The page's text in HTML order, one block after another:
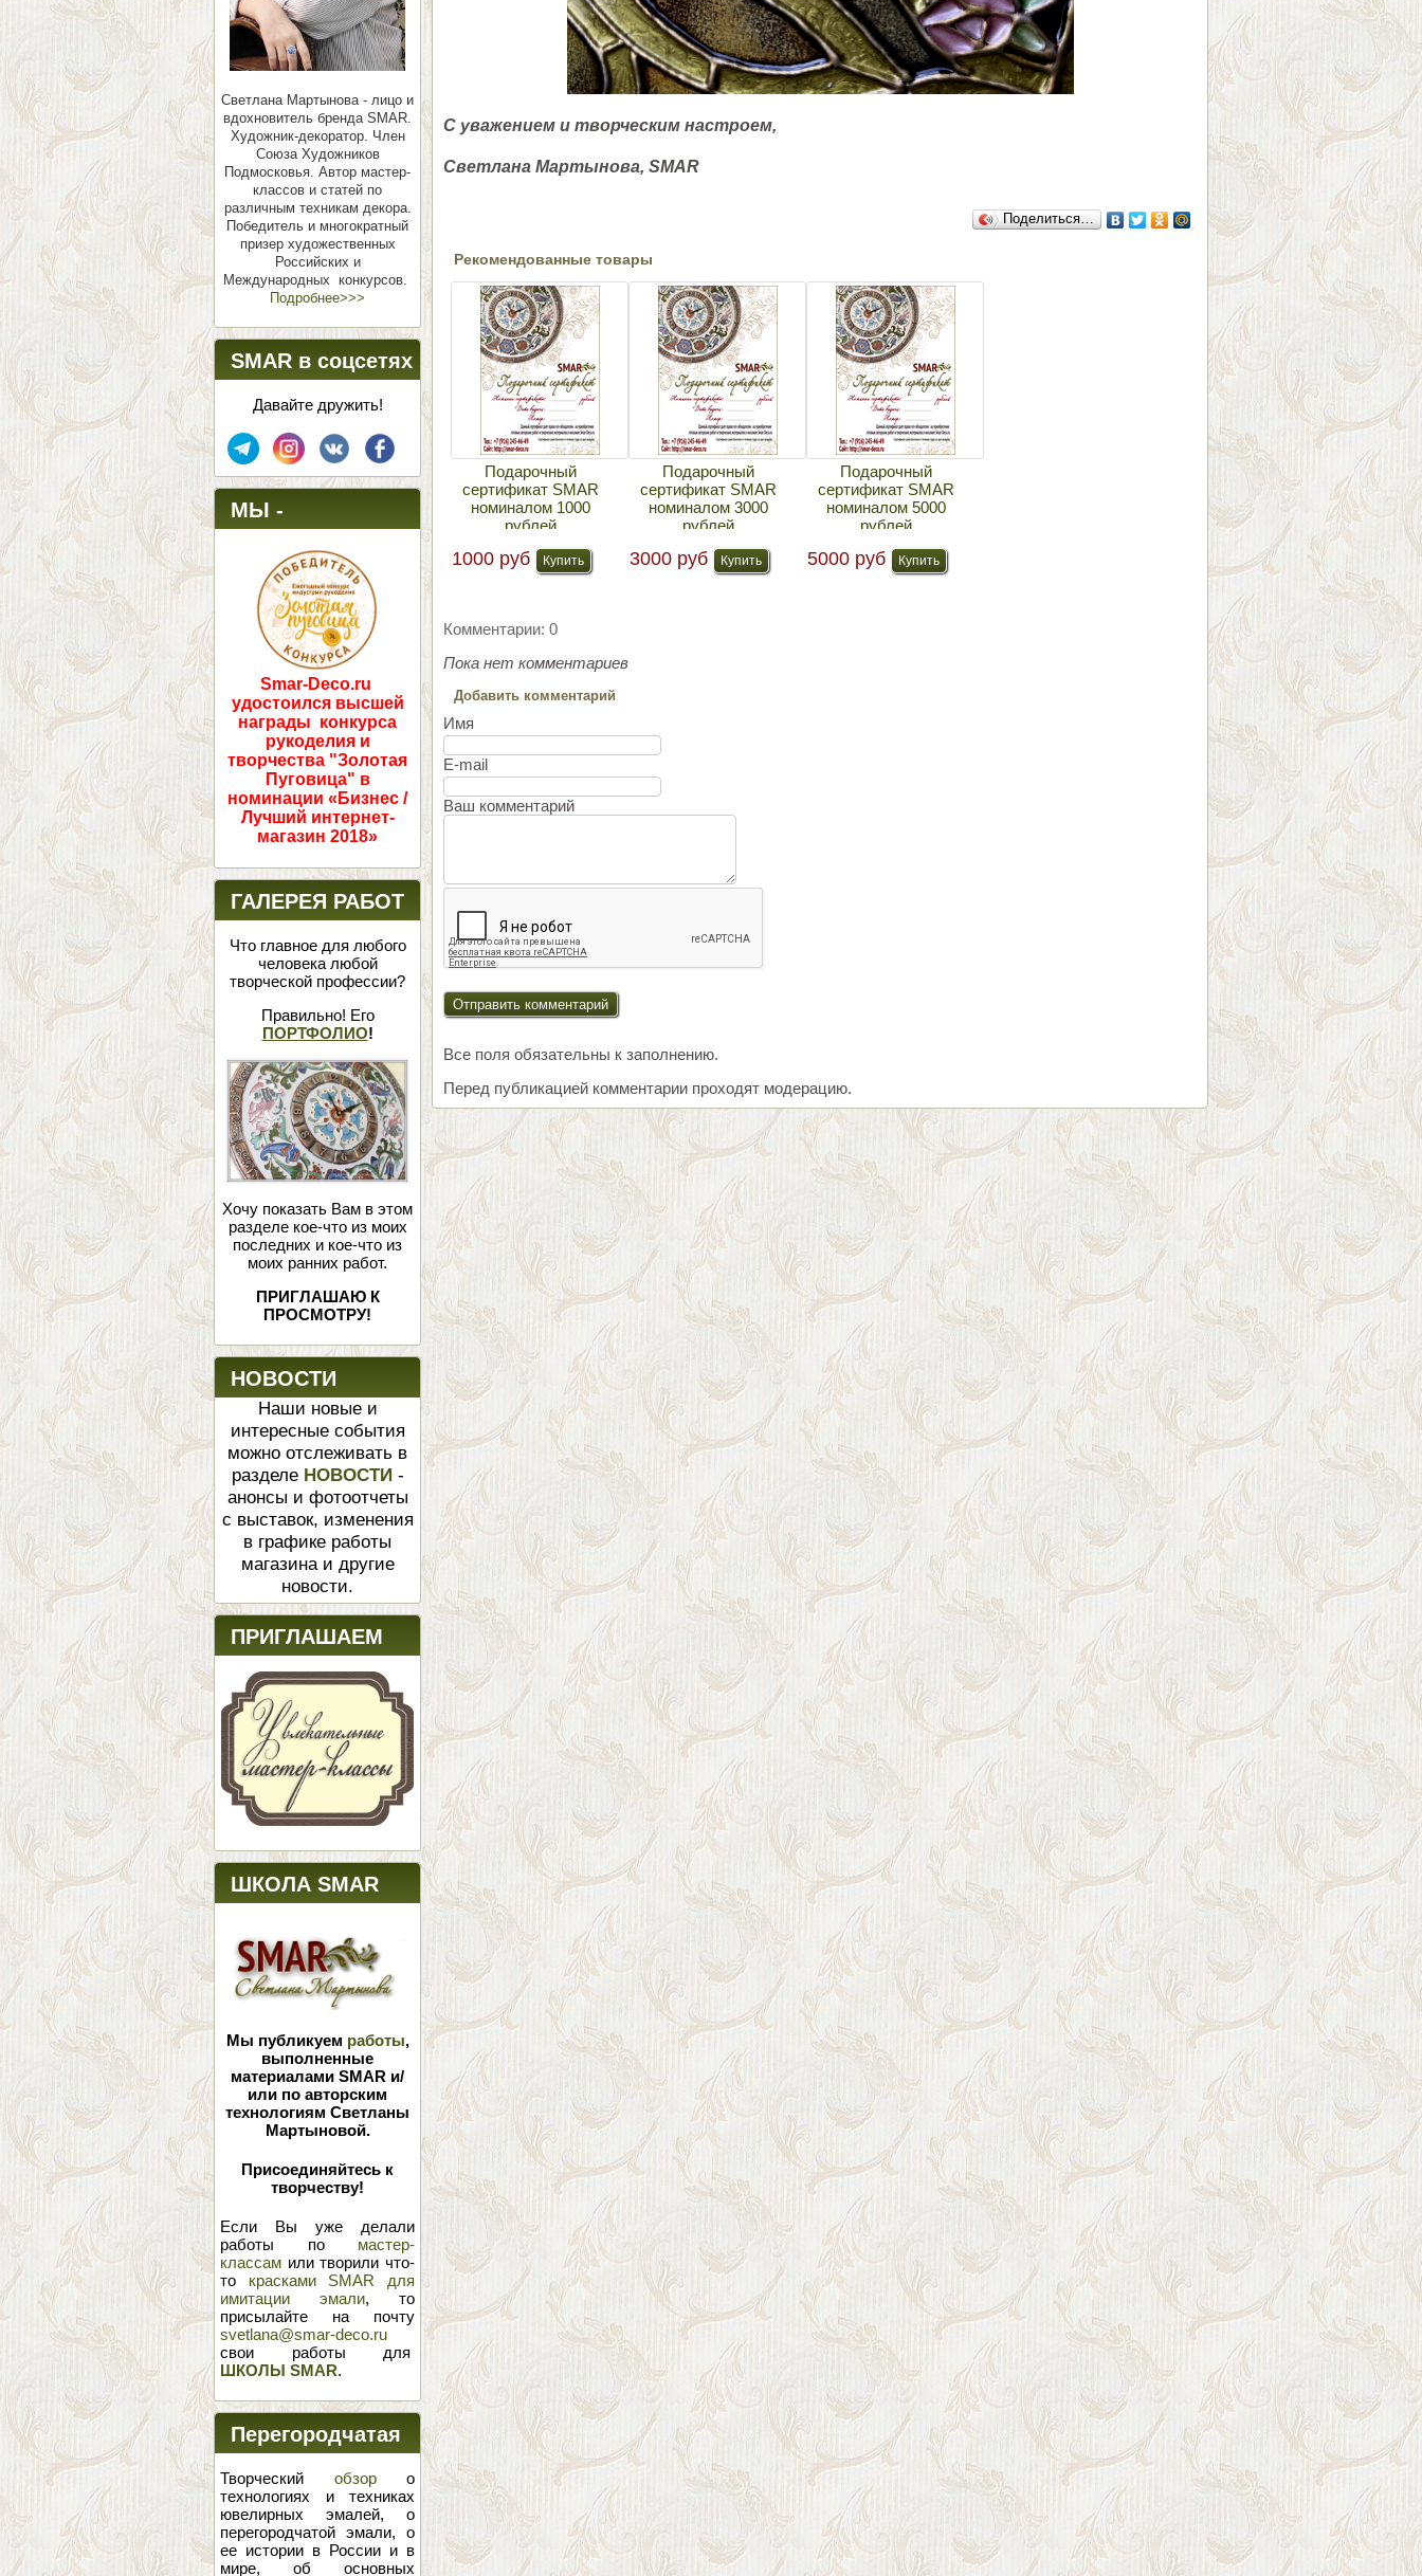
Светлана Мартынова - лицо и
вдохновитель бренда SMAR.
Художник-декоратор. Член
Союза Художников
Подмосковья. Автор мастер-
классов и статей по
различным техникам декора.
Победитель и многократный
призер художественных
Российских и
Международных конкурсов.
Подробнее>>>
SMAR в соцсетях
Давайте дружить!
МЫ -
ПОБЕДИТЕЛИ!
Smar-Deco.ru
удостоился высшей
награды конкурса
рукоделия и
творчества "Золотая
Пуговица" в
номинации «Бизнес /
Лучший интернет-
магазин 2018»
ГАЛЕРЕЯ РАБОТ
Что главное для любого
человека любой
творческой профессии?
Правильно! Его
ПОРТФОЛИО!
Хочу показать Вам в этом
разделе кое-что из моих
последних и кое-что из
моих ранних работ.
ПРИГЛАШАЮ К
ПРОСМОТРУ!
НОВОСТИ
Наши новые и
интересные события
можно отслеживать в
разделе НОВОСТИ -
анонсы и фотоотчеты
с выставок, изменения
в графике работы
магазина и другие
новости.
ПРИГЛАШАЕМ
ШКОЛА SMAR
Мы публикуем работы,
выполненные
материалами SMAR и/
или по авторским
технологиям Светланы
Мартыновой.
Присоединяйтесь к
творчеству!
Если Вы уже делали
работы по мастер-
классам или творили что-
то красками SMAR для
имитации эмали, то
присылайте на почту
svetlana@smar-deco.ru
свои работы для
ШКОЛЫ SMAR.
Перегородчатая
эмаль
Творческий обзоро
технологиях и техниках
ювелирных эмалей, о
перегородчатой эмали, о
ее истории в России и в
мире, об основных
С уважением и творческим настроем,
Светлана Мартынова, SMAR
Поделиться…
Рекомендованные товары
Подарочный
сертификат SMAR
номиналом 1000
рублей
1000 руб
Подарочный
сертификат SMAR
номиналом 3000
рублей
3000 руб
Подарочный
сертификат SMAR
номиналом 5000
рублей
5000 руб
Комментарии: 0
Пока нет комментариев
Добавить комментарий
Имя
E-mail
Ваш комментарий
Все поля обязательны к заполнению.
Перед публикацией комментарии проходят модерацию.